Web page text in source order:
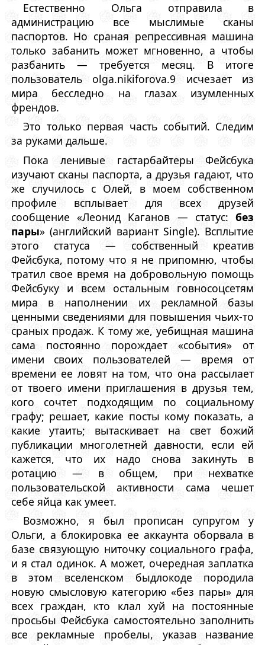
Естественно Ольга отправила в
администрацию все мыслимые сканы
паспортов. Но сраная репрессивная машина
только забанить может мгновенно, а чтобы
разбанить — требуется месяц. В итоге
пользователь olga.nikiforova.9 исчезает из
мира бесследно на глазах изумленных
френдов.
Это только первая часть событий. Следим
за руками дальше.
Пока ленивые гастарбайтеры Фейсбука
изучают сканы паспорта, а друзья гадают, что
же случилось с Олей, в моем собственном
профиле всплывает для всех друзей
сообщение «Леонид Каганов — статус:без
пары» (английский вариант Single). Всплытие
этого статуса — собственный креатив
Фейсбука, потому что я не припомню, чтобы
тратил свое время на добровольную помощь
Фейсбуку и всем остальным говносоцсетям
мира в наполнении их рекламной базы
ценными сведениями для повышения чьих-то
сраных продаж. К тому же, уебищная машина
сама постоянно порождает «события» от
имени своих пользователей — время от
времени ее ловят на том, что она рассылает
от твоего имени приглашения в друзья тем,
кого сочтет подходящим по социальному
графу; решает, какие посты кому показать, а
какие утаить; вытаскивает на свет божий
публикации многолетней давности, если ей
кажется, что их надо снова закинуть в
ротацию — в общем, при нехватке
пользовательской активности сама чешет
себе яйца как умеет.
Возможно, я был прописан супругом у
Ольги, а блокировка ее аккаунта оборвала в
базе связующую ниточку социального графа,
и я стал одинок. А может, очередная заплатка
в этом вселенском быдлокоде породила
новую смысловую категорию «без пары» для
всех граждан, кто клал хуй на постоянные
просьбы Фейсбука самостоятельно заполнить
все рекламные пробелы, указав название